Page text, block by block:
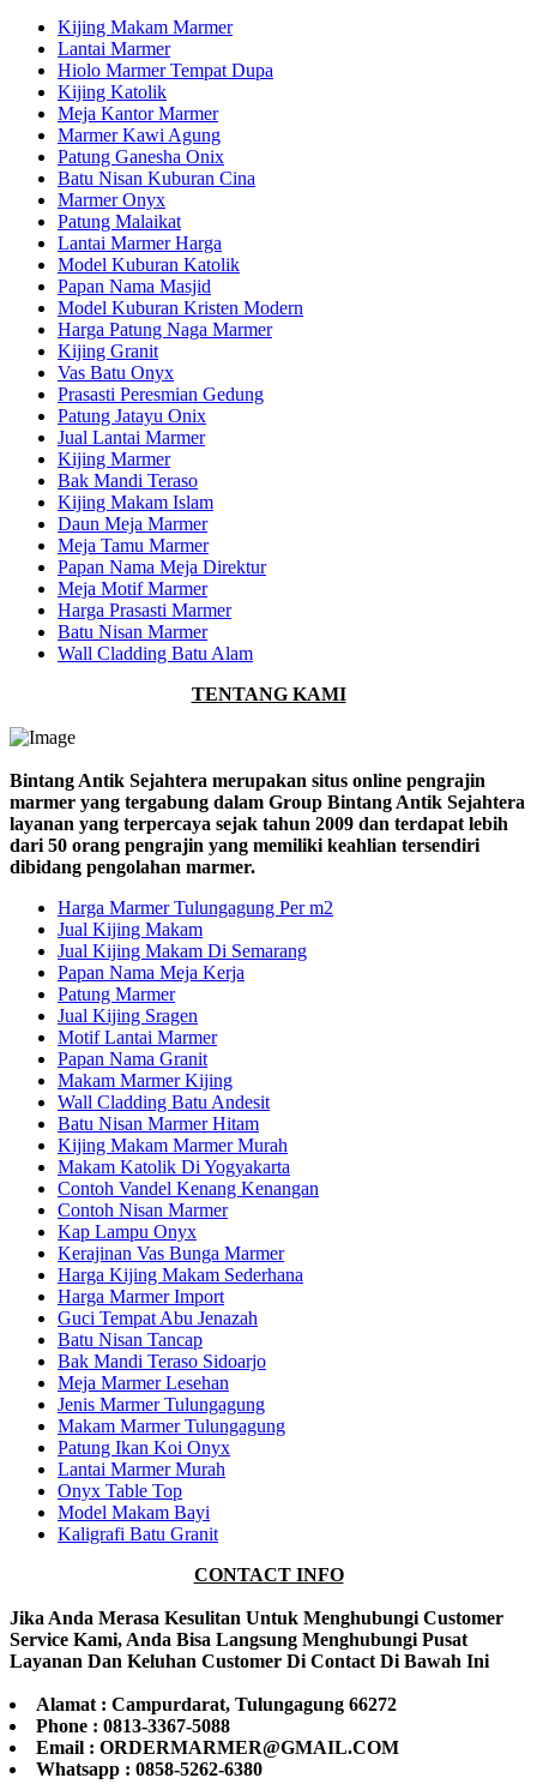
Kijing Makam Marmer
Lantai Marmer
Hiolo Marmer Tempat Dupa
Kijing Katolik
Meja Kantor Marmer
Marmer Kawi Agung
Patung Ganesha Onix
Batu Nisan Kuburan Cina
Marmer Onyx
Patung Malaikat
Lantai Marmer Harga
Model Kuburan Katolik
Papan Nama Masjid
Model Kuburan Kristen Modern
Harga Patung Naga Marmer
Kijing Granit
Vas Batu Onyx
Prasasti Peresmian Gedung
Patung Jatayu Onix
Jual Lantai Marmer
Kijing Marmer
Bak Mandi Teraso
Kijing Makam Islam
Daun Meja Marmer
Meja Tamu Marmer
Papan Nama Meja Direktur
Meja Motif Marmer
Harga Prasasti Marmer
Batu Nisan Marmer
Wall Cladding Batu Alam
TENTANG KAMI
Bintang Antik Sejahtera merupakan situs online pengrajin
marmer yang tergabung dalam Group Bintang Antik Sejahtera
layanan yang terpercaya sejak tahun 2009 dan terdapat lebih
dari 50 orang pengrajin yang memiliki keahlian tersendiri
dibidang pengolahan marmer.
Harga Marmer Tulungagung Per m2
Jual Kijing Makam
Jual Kijing Makam Di Semarang
Papan Nama Meja Kerja
Patung Marmer
Jual Kijing Sragen
Motif Lantai Marmer
Papan Nama Granit
Makam Marmer Kijing
Wall Cladding Batu Andesit
Batu Nisan Marmer Hitam
Kijing Makam Marmer Murah
Makam Katolik Di Yogyakarta
Contoh Vandel Kenang Kenangan
Contoh Nisan Marmer
Kap Lampu Onyx
Kerajinan Vas Bunga Marmer
Harga Kijing Makam Sederhana
Harga Marmer Import
Guci Tempat Abu Jenazah
Batu Nisan Tancap
Bak Mandi Teraso Sidoarjo
Meja Marmer Lesehan
Jenis Marmer Tulungagung
Makam Marmer Tulungagung
Patung Ikan Koi Onyx
Lantai Marmer Murah
Onyx Table Top
Model Makam Bayi
Kaligrafi Batu Granit
CONTACT INFO
Jika Anda Merasa Kesulitan Untuk Menghubungi Customer
Service Kami, Anda Bisa Langsung Menghubungi Pusat
Layanan Dan Keluhan Customer Di Contact Di Bawah Ini
Alamat : Campurdarat, Tulungagung 66272
Phone : 0813-3367-5088
Email : ORDERMARMER@GMAIL.COM
Whatsapp : 0858-5262-6380